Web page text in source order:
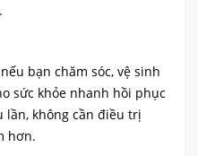
bạn chăm sóc, vệ sinh
sức khỏe nhanh hồi phục
lần, không cần điều trị
hơn.